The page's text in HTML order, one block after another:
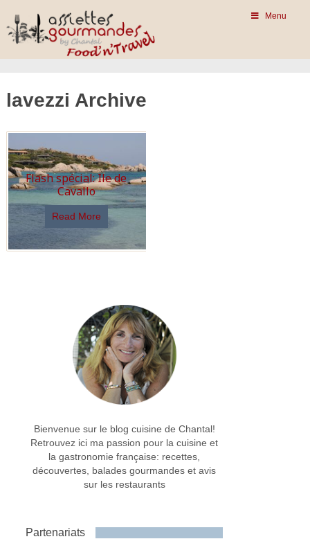
Menu
lavezzi Archive
Flash spécial: Ile de
Cavallo
Read More
Bienvenue sur le blog cuisine de Chantal!
Retrouvez ici ma passion pour la cuisine et
la gastronomie française: recettes,
découvertes, balades gourmandes et avis
sur les restaurants
Partenariats